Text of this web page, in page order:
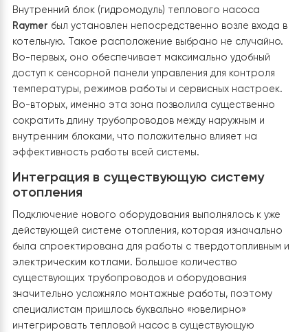
Этап 2. Организация котельной и
интеграция в сложную систему
Модернизация котельной стала одним из самых
этапов данного проекта. Техническое помещение
было полностью оборудовано: здесь работал
электрический котёл, установлен мощный
твердотопливный котёл, бойлер косвенного
также проложено большое количество
запорной арматуры и вспомогательного